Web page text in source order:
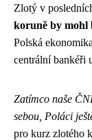
Zlotý v
koruně by mohl
Polská
centrální bankéři
Zatímco naše
sebou, Poláci
pro kurz zlotého